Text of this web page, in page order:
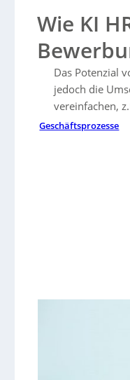
Wie KI
Das Potenzial
jedoch die
vereinfachen,
Geschäftsprozesse